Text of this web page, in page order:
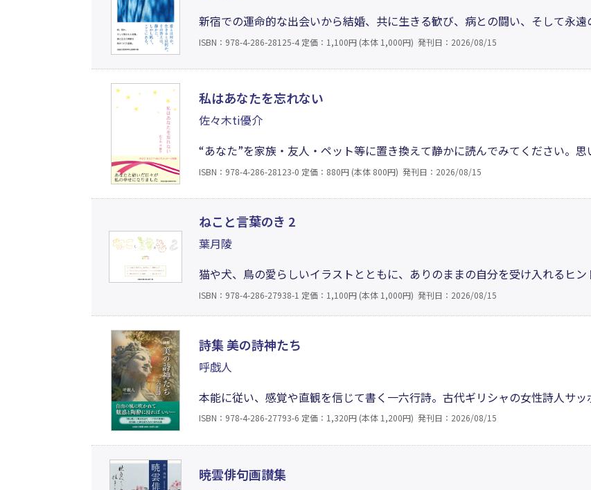
新宿での運命的な出会いから結婚、共に生きる歓び、病との闘い、そして永
い愛を軸に、人を愛すること、生きることの本質を見つめた44編を収録。痛
ISBN：978-4-286-28125-4 定価：1,100円 (本体 1,000円) 発刊日：2026/08/15
私はあなたを忘れない
佐々木ti優介
“あなた”を家族・友人・ペット等に置き換えて静かに読んでみてください。
の時の喜びや悲しみなどの記憶もよみがえるでしょう。大切な存在と過ごした
ISBN：978-4-286-28123-0 定価：880円 (本体 800円) 発刊日：2026/08/15
ねこと言葉のき 2
葉月陵
猫や犬、鳥の愛らしいイラストとともに、ありのままの自分を受け入れるヒ
定感に揺れる日々に寄り添う癒しの言葉から、「できっこない」に挑む背中を
ほぐれる。疲れた時のお守りとして、いつも傍らに置いておきたい一冊。本
ISBN：978-4-286-27938-1 定価：1,100円 (本体 1,000円) 発刊日：2026/08/15
詩集 美の詩神たち
呼戯人
本能に従い、感覚や直観を信じて書く一六行詩。古代ギリシャの女性詩人サ
の」と言っている通り、愛こそが美を生み出すのである。そんな美と愛の微妙
ISBN：978-4-286-27793-6 定価：1,320円 (本体 1,200円) 発刊日：2026/08/15
暁雲俳句画讃集